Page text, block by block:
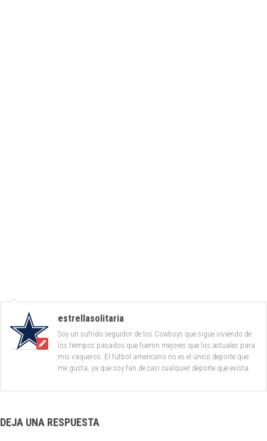
estrellasolitaria
Soy un sufrido seguidor de los Cowboys que sigue viviendo de
los tiempos pasados que fueron mejores que los actuales para
mis vaqueros. El fútbol americano no es el único deporte que
me gusta, ya que soy fan de casi cualquier deporte que exista.
DEJA UNA RESPUESTA